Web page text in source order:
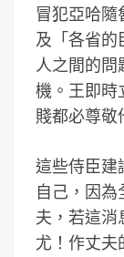
冒犯亞哈隨
及「各省的
人之間的問
機。王即時
賤都必尊敬
這些侍臣建
自己，因
夫，若這消
尤！作丈夫